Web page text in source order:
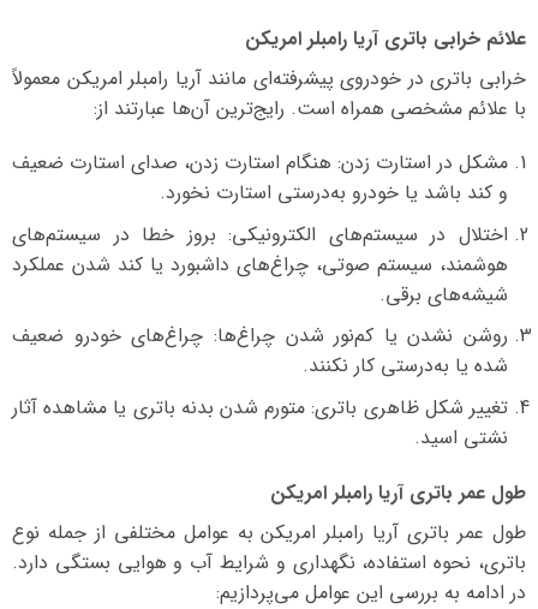
علائم خرابی باتری آریا رامبلر امریکن
خرابی باتری در خودروی پیشرفته‌ای مانند آریا رامبلر امریکن معمولاً
با علائم مشخصی همراه است. رایج‌ترین آن‌ها عبارتند از:
مشکل در استارت زدن: هنگام استارت زدن، صدای استارت ضعیف
و کند باشد یا خودرو به‌درستی استارت نخورد.
اختلال در سیستم‌های الکترونیکی: بروز خطا در سیستم‌های
هوشمند، سیستم صوتی، چراغ‌های داشبورد یا کند شدن عملکرد
شیشه‌های برقی.
روشن نشدن یا کم‌نور شدن چراغ‌ها: چراغ‌های خودرو ضعیف
شده یا به‌درستی کار نکنند.
تغییر شکل ظاهری باتری: متورم شدن بدنه باتری یا مشاهده آثار
نشتی اسید.
طول عمر باتری آریا رامبلر امریکن
طول عمر باتری آریا رامبلر امریکن به عوامل مختلفی از جمله نوع
باتری، نحوه استفاده، نگهداری و شرایط آب و هوایی بستگی دارد.
در ادامه به بررسی این عوامل می‌پردازیم: